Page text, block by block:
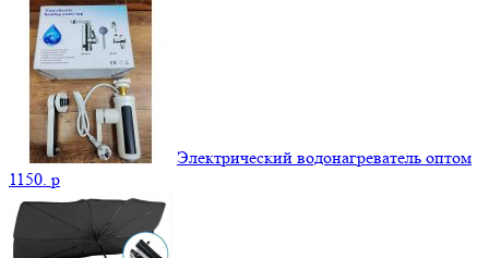
Электрический водонагреватель оптом
1150. p